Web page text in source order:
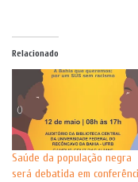
Relacionado
Saúde da população negra
será debatida em